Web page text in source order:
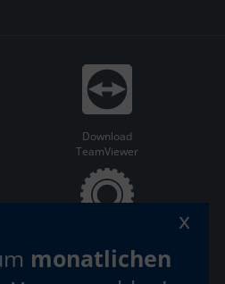
Download
TeamViewer
monatlichen
x